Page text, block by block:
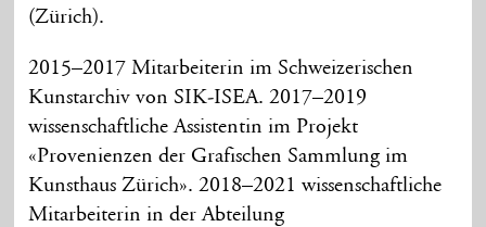
(Zürich).
2015–2017 Mitarbeiterin im Schweizerischen
Kunstarchiv von SIK-ISEA. 2017–2019
wissenschaftliche Assistentin im Projekt
«Provenienzen der Grafischen Sammlung im
Kunsthaus Zürich». 2018–2021 wissenschaftliche
Mitarbeiterin in der Abteilung